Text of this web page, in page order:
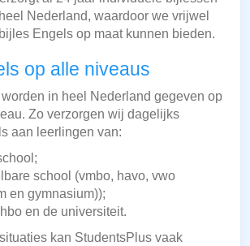
Nederland, waardoor we vrijwel
Engels op maat kunnen bieden.
op alle niveaus
in heel Nederland gegeven op
Zo verzorgen wij dagelijks
aan leerlingen van:
school (vmbo, havo, vwo
en gymnasium));
en de universiteit.
kan StudentsPlus vaak